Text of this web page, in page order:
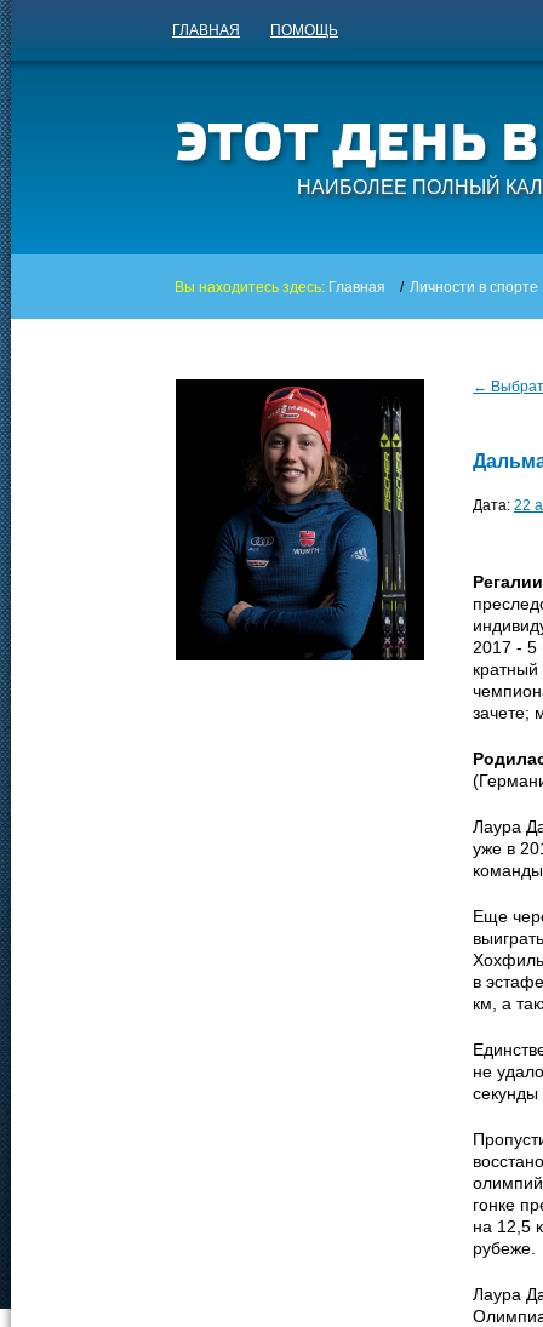
ГЛАВНАЯ ПОМОЩЬ
НАИБОЛЕЕ ПОЛНЫЙ
Вы находитесь здесь: Главная / Личности в спорте
←
Дата: 22
2017 - 5
зачете;
Лаура
уже в
Еще
в
км, а
не
секунды
гонке
на 12,5
рубеже.
Лаура